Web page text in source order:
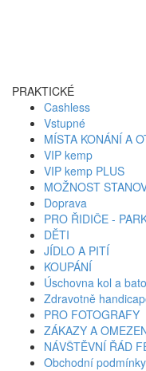
PRAKTICKÉ
Cashless
Vstupné
MÍSTA KONÁNÍ A
VIP kemp
VIP kemp PLUS
MOŽNOST
Doprava
PRO ŘIDIČE -
DĚTI
JÍDLO A PITÍ
KOUPÁNÍ
Úschovna kol a
Zdravotně
PRO FOTOGRAFY
ZÁKAZY A
NÁVŠTĚVNÍ ŘÁD
Obchodní